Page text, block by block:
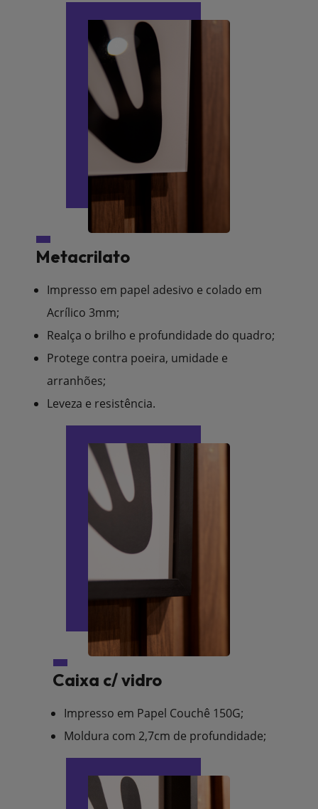
Metacrilato
Impresso em papel adesivo e colado em
Acrílico 3mm;
Realça o brilho e profundidade do quadro;
Protege contra poeira, umidade e
arranhões;
Leveza e resistência.
Caixa c/ vidro
Impresso em Papel Couchê 150G;
Moldura com 2,7cm de profundidade;